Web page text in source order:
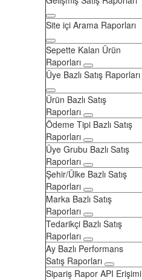
Site içi Arama Raporları
Sepette Kalan Ürün
Raporları
Üye Bazlı Satış Raporları
Ürün Bazlı Satış
Raporları
Ödeme Tipi Bazlı Satış
Raporları
Üye Grubu Bazlı Satış
Raporları
Şehir/Ülke Bazlı Satış
Raporları
Marka Bazlı Satış
Raporları
Tedarikçi Bazlı Satış
Raporları
Ay Bazlı Performans
Satış Raporları
Sipariş Rapor API Erişimi